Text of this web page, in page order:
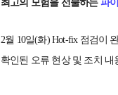
최고의 모험을 선물하는 파
2월 10일(화) Hot-fix 점검이
확인된 오류 현상 및 조치 내